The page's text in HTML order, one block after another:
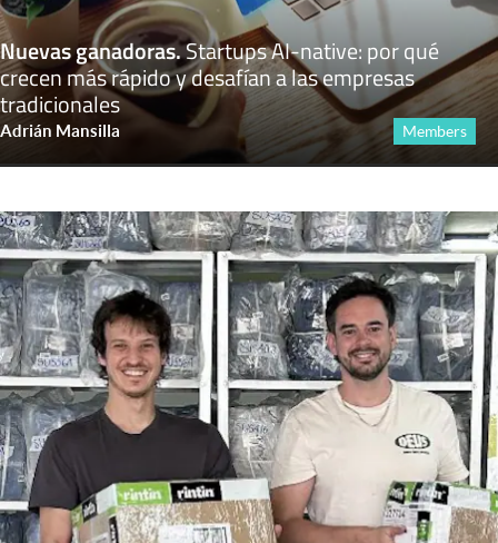
Nuevas ganadoras.Startups AI-native: por qué
crecen más rápido y desafían a las empresas
tradicionales
Adrián Mansilla Members